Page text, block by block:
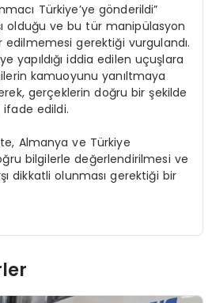
Türkiye’ye gönderildi”
olduğu ve bu tür manipülasyon
edilmemesi gerektiği vurgulandı.
yapıldığı iddia edilen uçuşlara
kamuoyunu yanıltmaya
gerçeklerin doğru bir şekilde
ifade edildi.
Almanya ve Türkiye
bilgilerle değerlendirilmesi ve
dikkatli olunması gerektiği bir